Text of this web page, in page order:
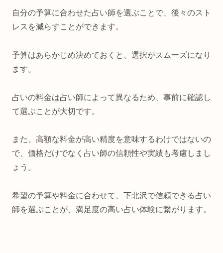
自分の予算に合わせた占い師を選ぶことで、後々のスト
レスを減らすことができます。
予算はあらかじめ決めておくと、選択がスムーズになり
ます。
占いの料金は占い師によって異なるため、事前に確認し
て選ぶことが大切です。
また、高額な料金が高い精度を意味するわけではないの
で、価格だけでなく占い師の信頼性や実績も考慮しまし
ょう。
希望の予算や料金に合わせて、下北沢で信頼できる占い
師を選ぶことが、満足度の高い占い体験に繋がります。